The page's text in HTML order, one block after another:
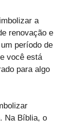
a
renovação e
período de
você está
para algo
Na Bíblia, o